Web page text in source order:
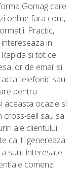
Gomag care
online fara cont,
Practic,
in
si tot ce
lor de email si
telefonic sau
pentru
aceasta ocazie si
cross-sell sau sa
ale clientului.
ca iti genereaza
sunt interesate
comenzi